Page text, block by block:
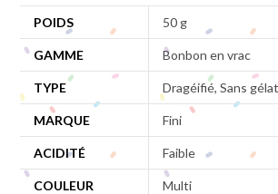
POIDS 50 g
GAMME Bonbon en vrac
TYPE Dragéifié, Sans
MARQUE Fini
ACIDITÉ Faible
COULEUR Multi